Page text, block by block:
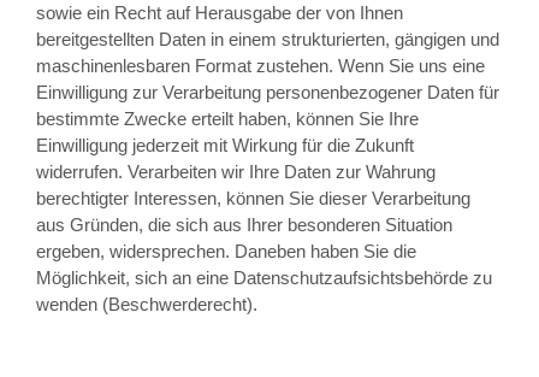
sowie ein Recht auf Herausgabe der von Ihnen
bereitgestellten Daten in einem strukturierten, gängigen und
maschinenlesbaren Format zustehen. Wenn Sie uns eine
Einwilligung zur Verarbeitung personenbezogener Daten für
bestimmte Zwecke erteilt haben, können Sie Ihre
Einwilligung jederzeit mit Wirkung für die Zukunft
widerrufen. Verarbeiten wir Ihre Daten zur Wahrung
berechtigter Interessen, können Sie dieser Verarbeitung
aus Gründen, die sich aus Ihrer besonderen Situation
ergeben, widersprechen. Daneben haben Sie die
Möglichkeit, sich an eine Datenschutzaufsichtsbehörde zu
wenden (Beschwerderecht).